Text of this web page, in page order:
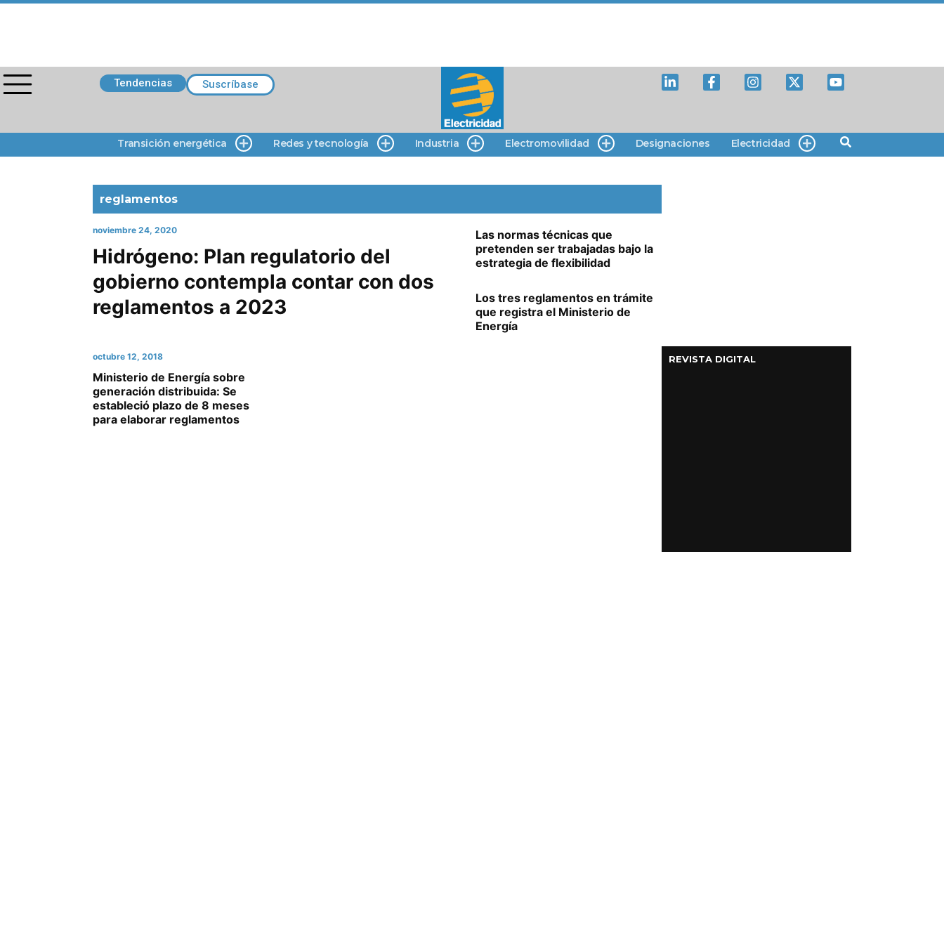
Tendencias Suscríbase
Transición energética Redes y tecnología Industria Electromovilidad Designaciones Electricidad
reglamentos
noviembre 24, 2020
Hidrógeno: Plan regulatorio del
gobierno contempla contar con dos
reglamentos a 2023
Las normas técnicas que
pretenden ser trabajadas bajo la
estrategia de flexibilidad
Los tres reglamentos en trámite
que registra el Ministerio de
Energía
octubre 12, 2018
Ministerio de Energía sobre
generación distribuida: Se
estableció plazo de 8 meses
para elaborar reglamentos
REVISTA DIGITAL